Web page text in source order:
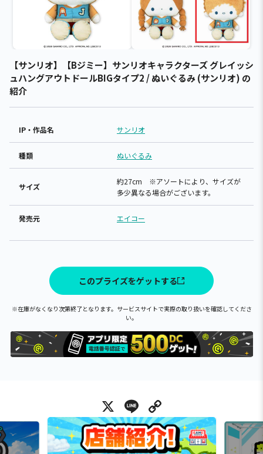
【サンリオ】【Bジミー】サンリオキャラクターズ グレイッシ
ュハングアウトドールBIGタイプ2 / ぬいぐるみ (サンリオ) の
紹介
IP・作品名 サンリオ
種類 ぬいぐるみ
サイズ
約27cm ※アソートにより、サイズが
多少異なる場合がございます。
発売元 エイコー
このプライズをゲットする
※在庫がなくなり次第終了となります。サービスサイトで実際の取り扱いを確認してくださ
い。
X Line